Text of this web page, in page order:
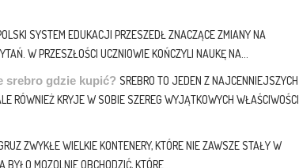
SYSTEM EDUKACJI PRZESZEDŁ ZNACZĄCE ZMIANY NA
W PRZESZŁOŚCI UCZNIOWIE KOŃCZYLI NAUKĘ NA...
srebro gdzie kupić? SREBRO TO JEDEN Z NAJCENNIEJSZYCH
RÓWNIEŻ KRYJE W SOBIE SZEREG WYJĄTKOWYCH WŁAŚCIWOŚCI.
ZWYKŁE WIELKIE KONTENERY, KTÓRE NIE ZAWSZE STAŁY W
MOZOLNIE OBCHODZIĆ, KTÓRE...